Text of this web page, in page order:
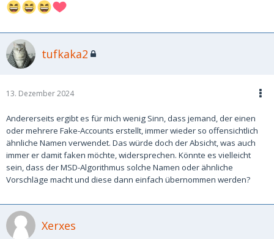
tufkaka2
13. Dezember 2024
Andererseits ergibt es für mich wenig Sinn, dass jemand, der einen
oder mehrere Fake-Accounts erstellt, immer wieder so offensichtlich
ähnliche Namen verwendet. Das würde doch der Absicht, was auch
immer er damit faken möchte, widersprechen. Könnte es vielleicht
sein, dass der MSD-Algorithmus solche Namen oder ähnliche
Vorschläge macht und diese dann einfach übernommen werden?
Xerxes